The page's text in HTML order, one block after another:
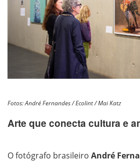
Fotos: André Fernandes / Ecolint / Mai Katz
Arte que conecta cultura e
O fotógrafo brasileiro André